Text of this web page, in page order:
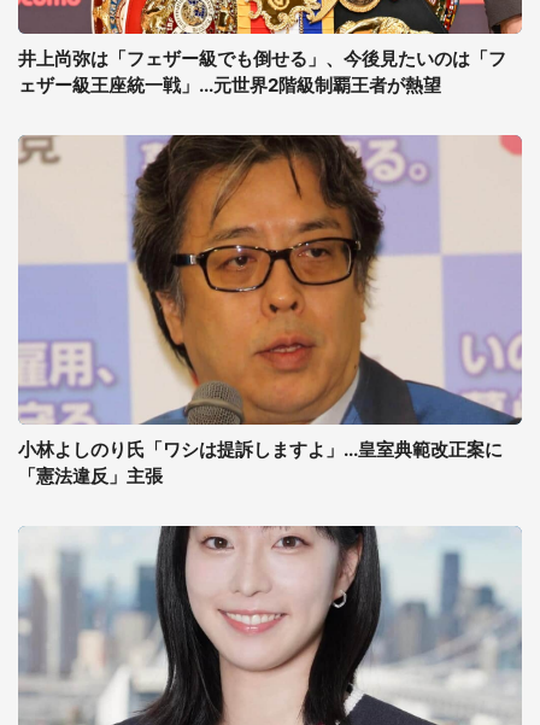
井上尚弥は「フェザー級でも倒せる」、今後見たいのは「フ
ェザー級王座統一戦」...元世界2階級制覇王者が熱望
小林よしのり氏「ワシは提訴しますよ」...皇室典範改正案に
「憲法違反」主張